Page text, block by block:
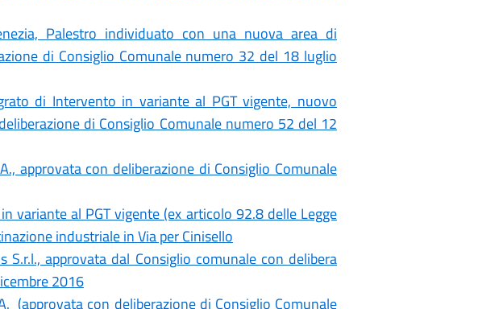
Palestro individuato con una nuova area di
di Consiglio Comunale numero 32 del 18 luglio
di Intervento in variante al PGT vigente, nuovo
di Consiglio Comunale numero 52 del 12
approvata con deliberazione di Consiglio Comunale
al PGT vigente (ex articolo 92.8 delle Legge
industriale in Via per Cinisello
S.r.l., approvata dal Consiglio comunale con delibera
2016
(approvata con deliberazione di Consiglio Comunale